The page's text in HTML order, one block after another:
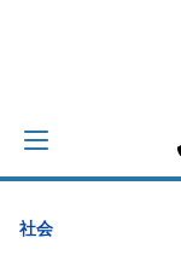
社会